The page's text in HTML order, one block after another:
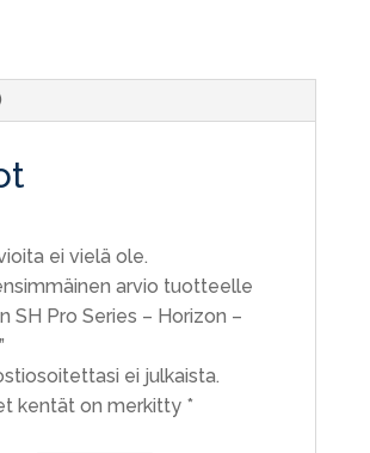
ei vielä ole.
arvio tuotteelle
SH Pro Series – Horizon –
ei julkaista.
kentät on merkitty *